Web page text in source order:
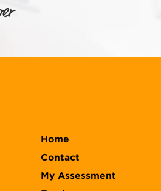
Home
Contact
My Assessment